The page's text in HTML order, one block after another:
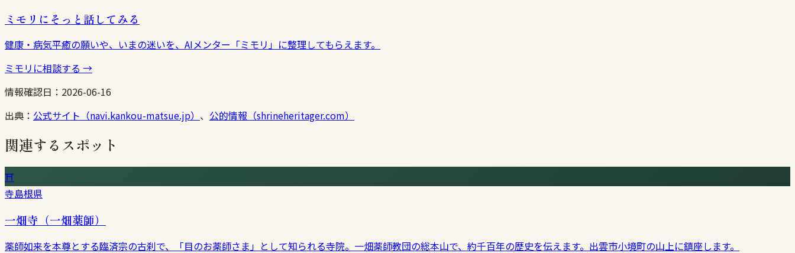
ミモリにそっと話してみる
健康・病気平癒の願いや、いまの迷いを、AIメンター「ミモリ」に整理してもらえます。
ミモリに相談する →
情報確認日： 2026-06-16
出典： 公式サイト（navi.kankou-matsue.jp） 、 公的情報（shrineheritager.com）
関連するスポット
⛩
寺島根県
一畑寺（一畑薬師）
薬師如来を本尊とする臨済宗の古刹で、「目のお薬師さま」として知られる寺院。一畑薬師教団の総本山で、約千百年の歴史を伝えます。出雲市小境町の山上に鎮座します。